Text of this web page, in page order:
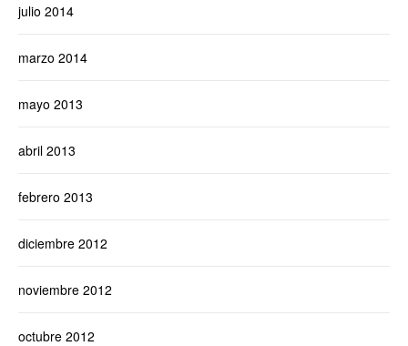
julio 2014
marzo 2014
mayo 2013
abril 2013
febrero 2013
diciembre 2012
noviembre 2012
octubre 2012